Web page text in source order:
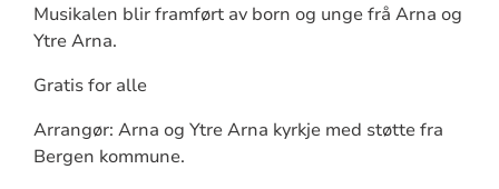
Musikalen blir framført av born og unge frå Arna og
Ytre Arna.
Gratis for alle
Arrangør: Arna og Ytre Arna kyrkje med støtte fra
Bergen kommune.